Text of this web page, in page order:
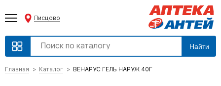
Писцово
Найти
Главная Каталог ВЕНАРУС ГЕЛЬ НАРУЖ 40Г